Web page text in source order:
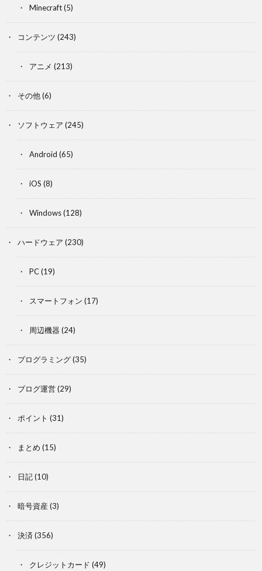
Minecraft(5)
コンテンツ (243)
アニメ (213)
その他(6)
ソフトウェア (245)
Android (65)
iOS (8)
Windows(128)
ハードウェア (230)
PC(19)
スマートフォン (17)
周辺機器 (24)
プログラミング(35)
ブログ運営(29)
ポイント (31)
まとめ (15)
日記(10)
暗号資産 (3)
決済 (356)
クレジットカード (49)